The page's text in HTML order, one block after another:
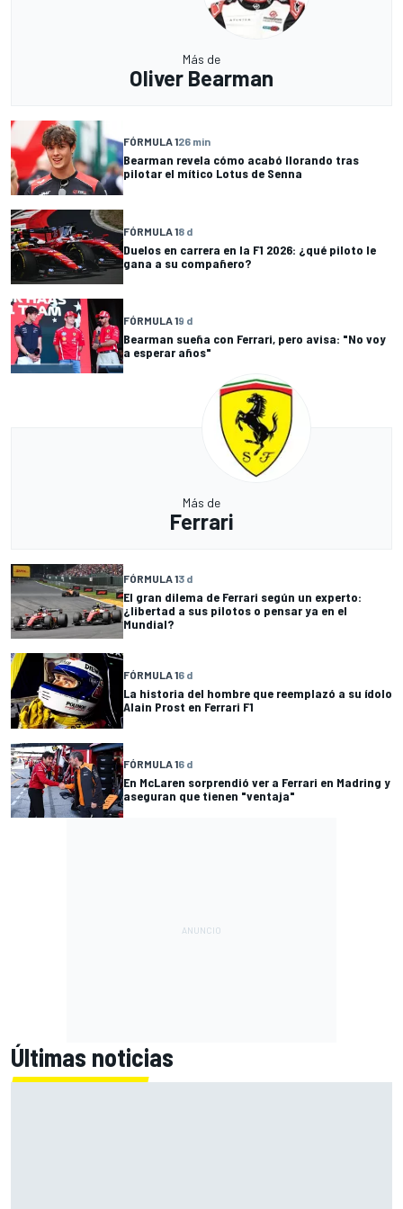
Más de
Oliver Bearman
FÓRMULA 126 min
Bearman revela cómo acabó llorando tras
pilotar el mítico Lotus de Senna
FÓRMULA 18 d
Duelos en carrera en la F1 2026: ¿qué piloto le
gana a su compañero?
FÓRMULA 19 d
Bearman sueña con Ferrari, pero avisa: "No voy
a esperar años"
Más de
Ferrari
FÓRMULA 13 d
El gran dilema de Ferrari según un experto:
¿libertad a sus pilotos o pensar ya en el
Mundial?
FÓRMULA 16 d
La historia del hombre que reemplazó a su ídolo
Alain Prost en Ferrari F1
FÓRMULA 16 d
En McLaren sorprendió ver a Ferrari en Madring y
aseguran que tienen "ventaja"
Últimas noticias